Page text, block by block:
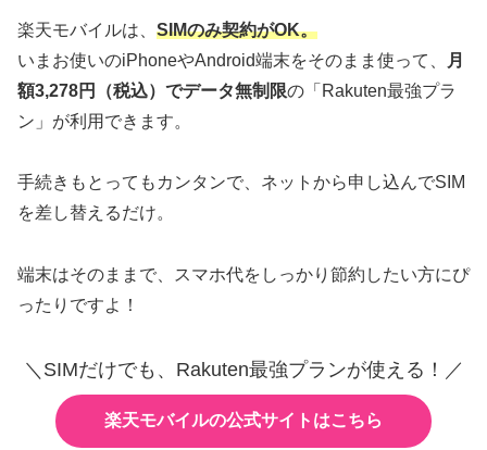
楽天モバイルは、 SIMのみ契約がOK。
いまお使いのiPhoneやAndroid端末をそのまま使って、
月
額3,278円（税込）でデータ無制限の「Rakuten最強プラ
ン」が利用できます。
手続きもとってもカンタンで、ネットから申し込んでSIM
を差し替えるだけ。
端末はそのままで、スマホ代をしっかり節約したい方にぴ
ったりですよ！
＼SIMだけでも、Rakuten最強プランが使える！／
楽天モバイルの公式サイトはこちら